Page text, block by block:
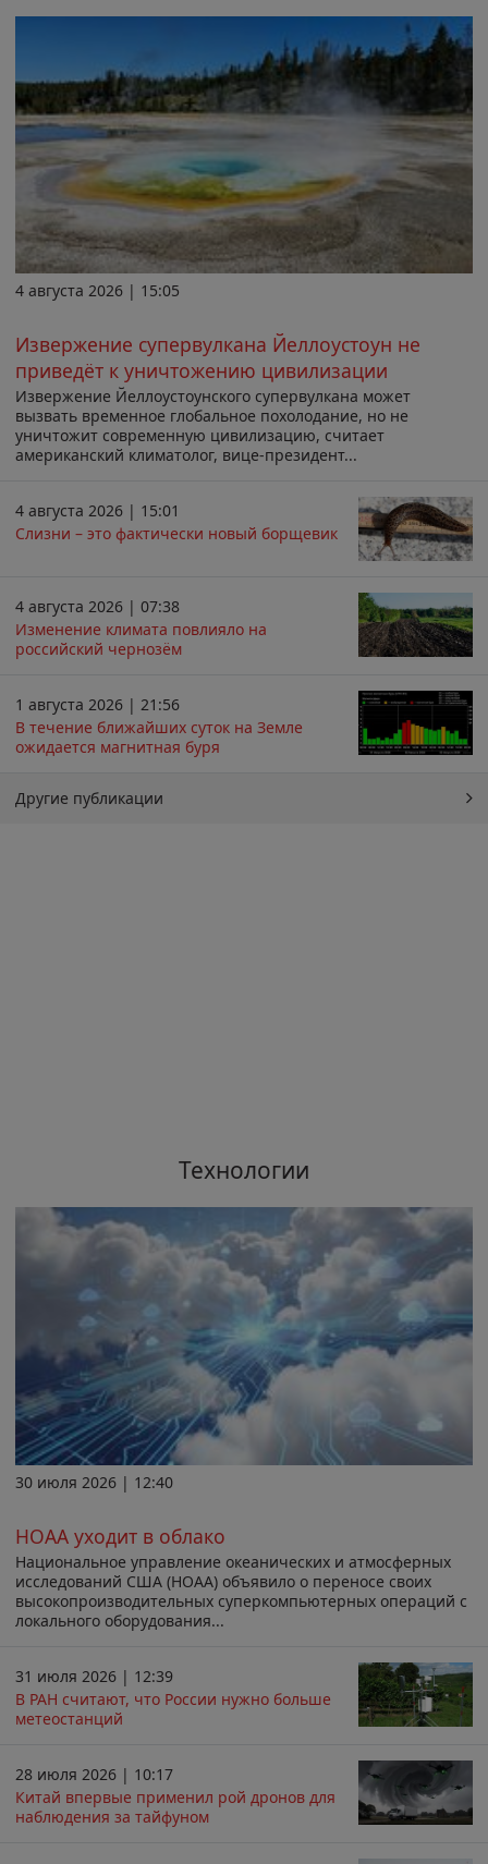
4 августа 2026 | 15:05
Извержение супервулкана Йеллоустоун не
приведёт к уничтожению цивилизации
Извержение Йеллоустоунского супервулкана может
вызвать временное глобальное похолодание, но не
уничтожит современную цивилизацию, считает
американский климатолог, вице-президент...
4 августа 2026 | 15:01
Слизни – это фактически новый борщевик
4 августа 2026 | 07:38
Изменение климата повлияло на
российский чернозём
1 августа 2026 | 21:56
В течение ближайших суток на Земле
ожидается магнитная буря
Другие публикации
Технологии
30 июля 2026 | 12:40
НОАА уходит в облако
Национальное управление океанических и атмосферных
исследований США (НОАА) объявило о переносе своих
высокопроизводительных суперкомпьютерных операций с
локального оборудования...
31 июля 2026 | 12:39
В РАН считают, что России нужно больше
метеостанций
28 июля 2026 | 10:17
Китай впервые применил рой дронов для
наблюдения за тайфуном